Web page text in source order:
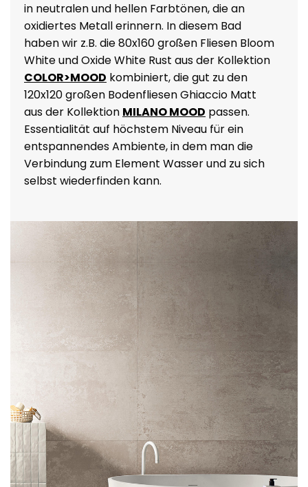
in neutralen und hellen Farbtönen, die an
oxidiertes Metall erinnern. In diesem Bad
haben wir z.B. die 80x160 großen Fliesen Bloom
White und Oxide White Rust aus der Kollektion
COLOR>MOOD kombiniert, die gut zu den
120x120 großen Bodenfliesen Ghiaccio Matt
aus der Kollektion MILANO MOOD passen.
Essentialität auf höchstem Niveau für ein
entspannendes Ambiente, in dem man die
Verbindung zum Element Wasser und zu sich
selbst wiederfinden kann.